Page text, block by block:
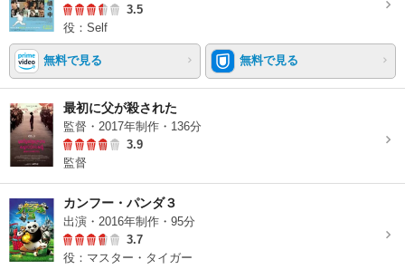
3.5
役：Self
無料で見る 無料で見る
最初に父が殺された
監督・2017年制作・136分
3.9
監督
カンフー・パンダ３
出演・2016年制作・95分
3.7
役：マスター・タイガー